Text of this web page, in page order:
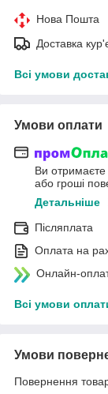
Нова Пошта
Доставка
Всі умови
Умови оплати
Ви
або гроші
Детальніше
Післяплата
Оплата на
Онлайн-
Всі умови
Умови
Повернення